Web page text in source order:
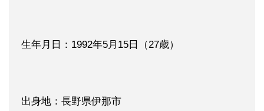
生年月日：1992年5月15日（27歳）
出身地：長野県伊那市